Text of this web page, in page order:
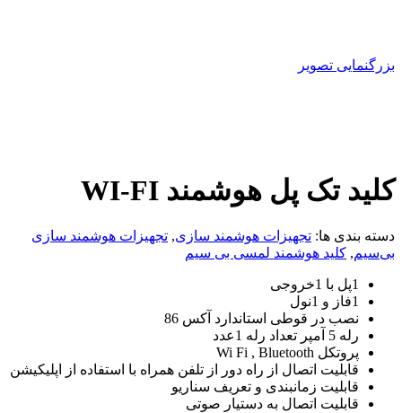
بزرگنمایی تصویر
کلید تک پل هوشمند WI-FI
دسته بندی ها: تجهیزات هوشمند سازی, تجهیزات هوشمند سازی
بی‌سیم, کلید هوشمند لمسی بی سیم
1پل با 1خروجی
1فاز و 1نول
نصب در قوطی استاندارد آکس 86
رله 5 آمپر تعداد رله 1عدد
پروتکل Wi Fi , Bluetooth
قابلیت اتصال از راه دور از تلفن همراه با استفاده از اپلیکیشن
قابلیت زمانبندی و تعریف سناریو
قابلیت اتصال به دستیار صوتی